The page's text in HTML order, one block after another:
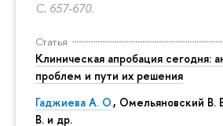
С. 657-670.
Статья
Клиническая апробация сегодня:
проблем и пути их решения
Гаджиева А. О., Омельяновский В.
В. и др.